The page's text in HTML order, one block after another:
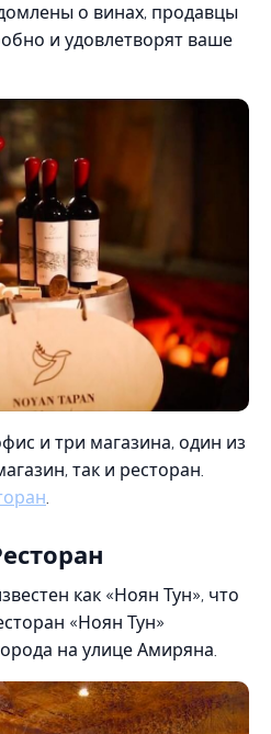
о винах, продавцы
и удовлетворят ваше
и три магазина, один из
так и ресторан.
.
как «Ноян Тун», что
«Ноян Тун»
на улице Амиряна.